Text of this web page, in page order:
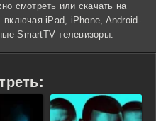
смотреть или скачать на
включая iPad, iPhone, Android-
SmartTV телевизоры.